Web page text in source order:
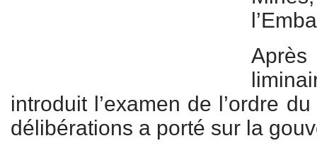
introduit l’examen de l’ordre
délibérations a porté sur la